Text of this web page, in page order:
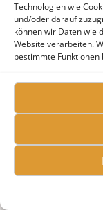
Technologien wie
und/oder darauf
können wir Daten wie
Website verarbeiten.
bestimmte
ausschließlich
deren
Weiterleitung
Facebook ist
gemeinsame
Wortlaut der
https://
. Laut
Einsatz des